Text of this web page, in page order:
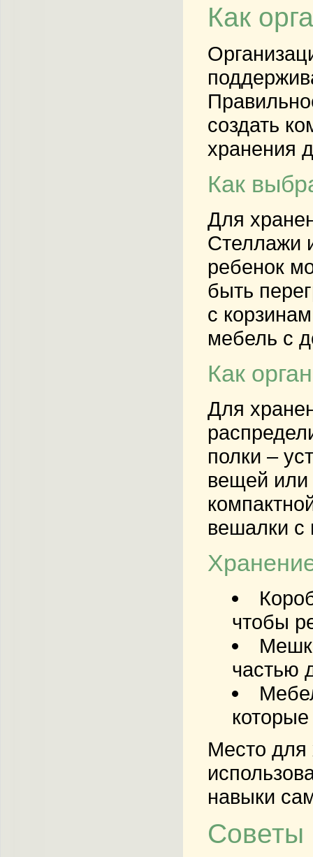
Как
создать
хранения
Как
Для
Стеллажи
ребенок
быть
с
мебель с
Как
Для
полки –
вещей или
вешалки с
чтобы
частью
Место для
навыки
Советы